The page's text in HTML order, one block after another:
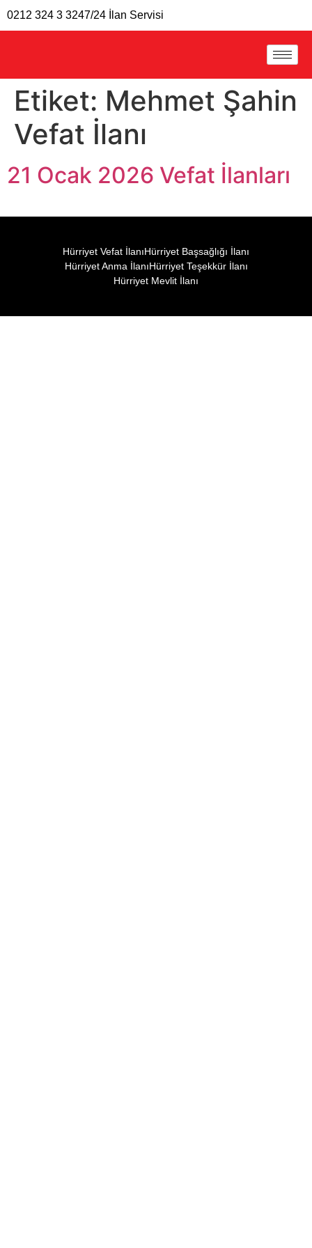
0212 324 3 3247/24 İlan Servisi
Etiket: Mehmet Şahin
Vefat İlanı
21 Ocak 2026 Vefat İlanları
Hürriyet Vefat İlanıHürriyet Başsağlığı İlanı
Hürriyet Anma İlanıHürriyet Teşekkür İlanı
Hürriyet Mevlit İlanı